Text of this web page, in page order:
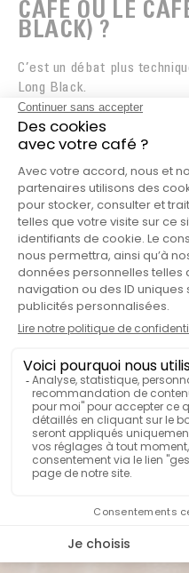
CAFÉ OU LE
BLACK) ?
C’est un débat plus
Long Black.
L’Americano classique :
l’espresso. Ce qui brise
donne un café
Le Long Black (Style
est versé sur l’eau
surface, offrant une
aromatique.
Certains s’accordent à dire
implique l’ajout d’eau en
inverse peut transformer